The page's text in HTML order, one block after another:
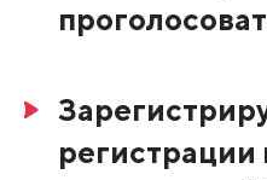
регистрации